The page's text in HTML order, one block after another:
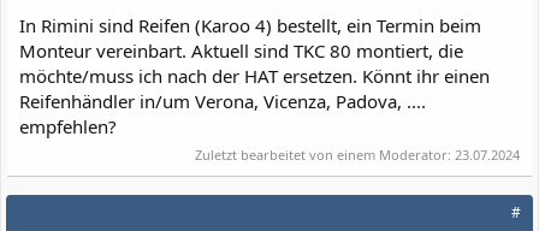
In Rimini sind Reifen (Karoo 4) bestellt, ein Termin beim
Monteur vereinbart. Aktuell sind TKC 80 montiert, die
möchte/muss ich nach der HAT ersetzen. Könnt ihr einen
Reifenhändler in/um Verona, Vicenza, Padova, ....
empfehlen?
Zuletzt bearbeitet von einem Moderator: 23.07.2024
#